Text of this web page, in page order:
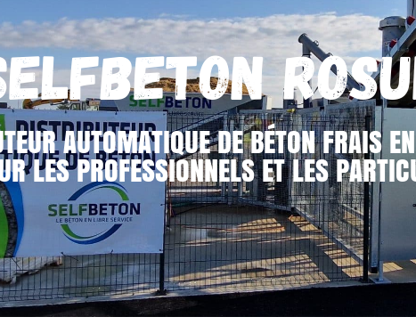
AUTOMATIQUE DE BÉTON FRAIS
LES PROFESSIONNELS ET LES